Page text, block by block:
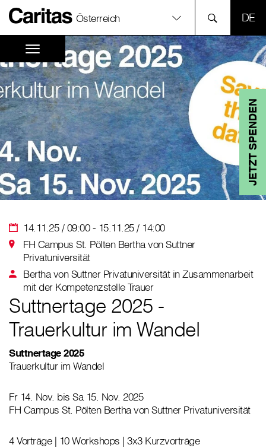
Österreich
JETZT SPENDEN
14.11.25 / 09:00 - 15.11.25 / 14:00
FH Campus St. Pölten Bertha von Suttner
Privatuniversität
Bertha von Suttner Privatuniversität in Zusammenarbeit
mit der Kompetenzstelle Trauer
Suttnertage 2025 -
Trauerkultur im Wandel
Suttnertage 2025
Trauerkultur im Wandel
Fr 14. Nov. bis Sa 15. Nov. 2025
FH Campus St. Pölten Bertha von Suttner Privatuniversität
4 Vorträge | 10 Workshops | 3x3 Kurzvorträge